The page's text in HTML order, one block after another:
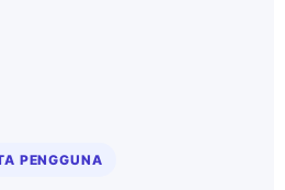
PENGGUNA